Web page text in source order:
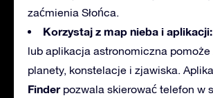
zaćmienia Słońca.
Korzystaj z map nieba i aplikacji:
lub aplikacja astronomiczna
planety, konstelacje i zjawiska.
Finderpozwala skierować telefon w